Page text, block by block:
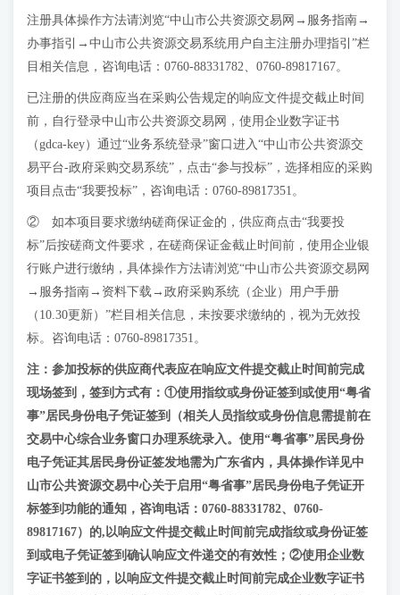
注册具体操作方法请浏览“中山市公共资源交易网→服务指南→
办事指引→中山市公共资源交易系统用户自主注册办理指引”栏
目相关信息，咨询电话：0760-88331782、0760-89817167。
已注册的供应商应当在采购公告规定的响应文件提交截止时间
前，自行登录中山市公共资源交易网，使用企业数字证书
（gdca-key）通过“业务系统登录”窗口进入“中山市公共资源交
易平台-政府采购交易系统”，点击“参与投标”，选择相应的采购
项目点击“我要投标”，咨询电话：0760-89817351。
② 如本项目要求缴纳磋商保证金的，供应商点击“我要投
标”后按磋商文件要求，在磋商保证金截止时间前，使用企业银
行账户进行缴纳，具体操作方法请浏览“中山市公共资源交易网
→服务指南→资料下载→政府采购系统（企业）用户手册
（10.30更新）”栏目相关信息，未按要求缴纳的，视为无效投
标。咨询电话：0760-89817351。
注：参加投标的供应商代表应在响应文件提交截止时间前完成
现场签到，签到方式有：①使用指纹或身份证签到或使用“粤省
事”居民身份电子凭证签到（相关人员指纹或身份信息需提前在
交易中心综合业务窗口办理系统录入。使用“粤省事”居民身份
电子凭证其居民身份证签发地需为广东省内，具体操作详见中
山市公共资源交易中心关于启用“粤省事”居民身份电子凭证开
标签到功能的通知，咨询电话：0760-88331782、0760-
89817167）的,以响应文件提交截止时间前完成指纹或身份证签
到或电子凭证签到确认响应文件递交的有效性；②使用企业数
字证书签到的，以响应文件提交截止时间前完成企业数字证书